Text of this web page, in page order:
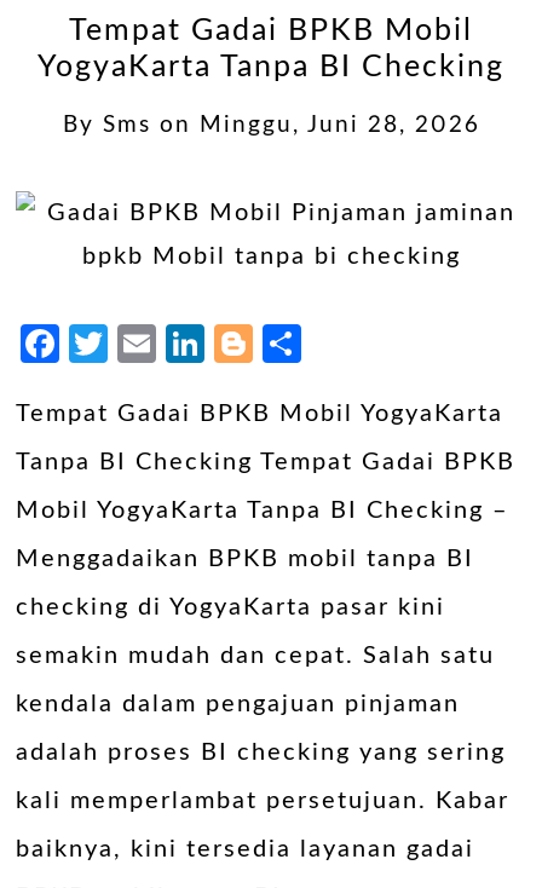
Tempat Gadai BPKB Mobil
YogyaKarta Tanpa BI Checking
By Sms on Minggu, Juni 28, 2026
Facebook
Twitter
EmailLinkedIn
Blogger
Tempat Gadai BPKB Mobil YogyaKarta
Tanpa BI Checking Tempat Gadai BPKB
Mobil YogyaKarta Tanpa BI Checking –
Menggadaikan BPKB mobil tanpa BI
checking di YogyaKarta pasar kini
semakin mudah dan cepat. Salah satu
kendala dalam pengajuan pinjaman
adalah proses BI checking yang sering
kali memperlambat persetujuan. Kabar
baiknya, kini tersedia layanan gadai